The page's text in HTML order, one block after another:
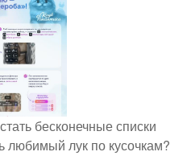
бесконечные списки
любимый лук по кусочкам?